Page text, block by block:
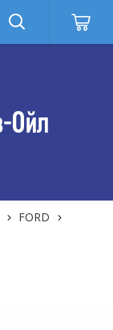
FORD